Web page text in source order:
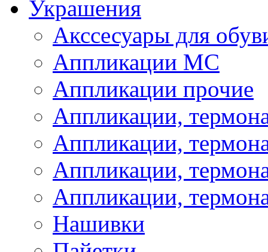
Украшения
Акссесуары для
Аппликации МС
Аппликации прочие
Аппликации,
Аппликации,
Аппликации,
Аппликации,
Нашивки